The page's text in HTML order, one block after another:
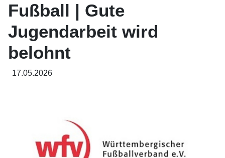
Fußball | Gute
Jugendarbeit wird
belohnt
17.05.2026